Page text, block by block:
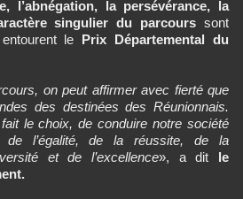
l’abnégation, la persévérance, la
singulier du parcours sont
le Prix Départemental du
on peut affirmer avec fierté que
des destinées des Réunionnais.
le choix, de conduire notre société
l’égalité, de la réussite, de la
et de l’excellence», a dit le